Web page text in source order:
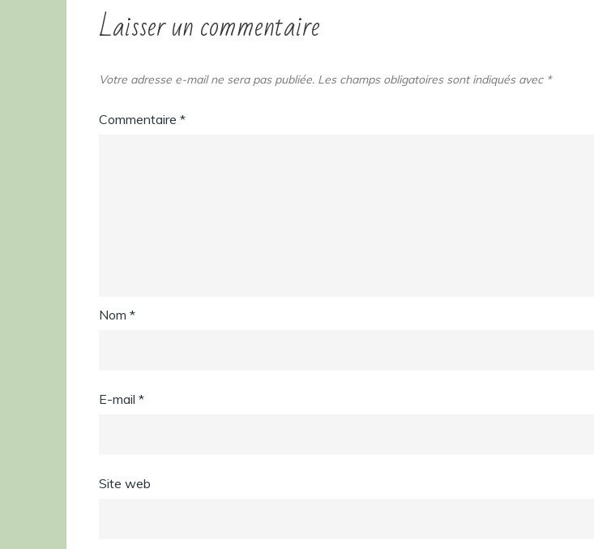
Laisser un commentaire
Votre adresse e-mail ne sera pas publiée. Les champs obligatoires sont indiqués avec *
Commentaire *
Nom *
E-mail *
Site web